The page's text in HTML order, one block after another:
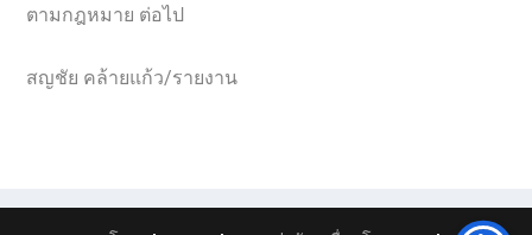
ตามกฎหมาย ต่อไป
สญชัย คล้ายแก้ว/รายงาน